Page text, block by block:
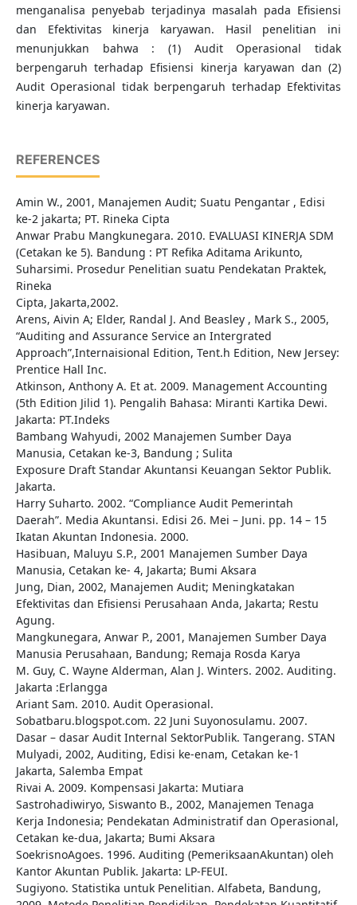
menganalisa penyebab terjadinya masalah pada Efisiensi
dan Efektivitas kinerja karyawan. Hasil penelitian ini
menunjukkan bahwa : (1) Audit Operasional tidak
berpengaruh terhadap Efisiensi kinerja karyawan dan (2)
Audit Operasional tidak berpengaruh terhadap Efektivitas
kinerja karyawan.
REFERENCES
Amin W., 2001, Manajemen Audit; Suatu Pengantar , Edisi
ke-2 jakarta; PT. Rineka Cipta
Anwar Prabu Mangkunegara. 2010. EVALUASI KINERJA SDM
(Cetakan ke 5). Bandung : PT Refika Aditama Arikunto,
Suharsimi. Prosedur Penelitian suatu Pendekatan Praktek,
Rineka
Cipta, Jakarta,2002.
Arens, Aivin A; Elder, Randal J. And Beasley , Mark S., 2005,
“Auditing and Assurance Service an Intergrated
Approach”,Internaisional Edition, Tent.h Edition, New Jersey:
Prentice Hall Inc.
Atkinson, Anthony A. Et at. 2009. Management Accounting
(5th Edition Jilid 1). Pengalih Bahasa: Miranti Kartika Dewi.
Jakarta: PT.Indeks
Bambang Wahyudi, 2002 Manajemen Sumber Daya
Manusia, Cetakan ke-3, Bandung ; Sulita
Exposure Draft Standar Akuntansi Keuangan Sektor Publik.
Jakarta.
Harry Suharto. 2002. “Compliance Audit Pemerintah
Daerah”. Media Akuntansi. Edisi 26. Mei – Juni. pp. 14 – 15
Ikatan Akuntan Indonesia. 2000.
Hasibuan, Maluyu S.P., 2001 Manajemen Sumber Daya
Manusia, Cetakan ke- 4, Jakarta; Bumi Aksara
Jung, Dian, 2002, Manajemen Audit; Meningkatakan
Efektivitas dan Efisiensi Perusahaan Anda, Jakarta; Restu
Agung.
Mangkunegara, Anwar P., 2001, Manajemen Sumber Daya
Manusia Perusahaan, Bandung; Remaja Rosda Karya
M. Guy, C. Wayne Alderman, Alan J. Winters. 2002. Auditing.
Jakarta :Erlangga
Ariant Sam. 2010. Audit Operasional.
Sobatbaru.blogspot.com. 22 Juni Suyonosulamu. 2007.
Dasar – dasar Audit Internal SektorPublik. Tangerang. STAN
Mulyadi, 2002, Auditing, Edisi ke-enam, Cetakan ke-1
Jakarta, Salemba Empat
Rivai A. 2009. Kompensasi Jakarta: Mutiara
Sastrohadiwiryo, Siswanto B., 2002, Manajemen Tenaga
Kerja Indonesia; Pendekatan Administratif dan Operasional,
Cetakan ke-dua, Jakarta; Bumi Aksara
SoekrisnoAgoes. 1996. Auditing (PemeriksaanAkuntan) oleh
Kantor Akuntan Publik. Jakarta: LP-FEUI.
Sugiyono. Statistika untuk Penelitian. Alfabeta, Bandung,